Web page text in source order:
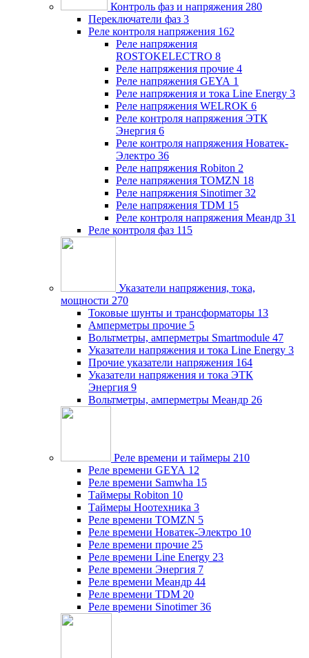
Контроль фаз и напряжения 280
Переключатели фаз 3
Реле контроля напряжения 162
Реле напряжения
ROSTOKELECTRO 8
Реле напряжения прочие 4
Реле напряжения GEYA 1
Реле напряжения и тока Line Energy 3
Реле напряжения WELROK 6
Реле контроля напряжения ЭТК
Энергия 6
Реле контроля напряжения Новатек-
Электро 36
Реле напряжения Robiton 2
Реле напряжения TOMZN 18
Реле напряжения Sinotimer 32
Реле напряжения TDM 15
Реле контроля напряжения Меандр 31
Реле контроля фаз 115
Указатели напряжения, тока,
мощности 270
Токовые шунты и трансформаторы 13
Амперметры прочие 5
Вольтметры, амперметры Smartmodule 47
Указатели напряжения и тока Line Energy 3
Прочие указатели напряжения 164
Указатели напряжения и тока ЭТК
Энергия 9
Вольтметры, амперметры Меандр 26
Реле времени и таймеры 210
Реле времени GEYA 12
Реле времени Samwha 15
Таймеры Robiton 10
Таймеры Ноотехника 3
Реле времени TOMZN 5
Реле времени Новатек-Электро 10
Реле времени прочие 25
Реле времени Line Energy 23
Реле времени Энергия 7
Реле времени Меандр 44
Реле времени TDM 20
Реле времени Sinotimer 36